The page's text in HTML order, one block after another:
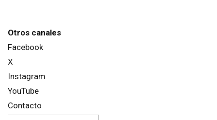
Otros canales
Facebook
X
Instagram
YouTube
Contacto